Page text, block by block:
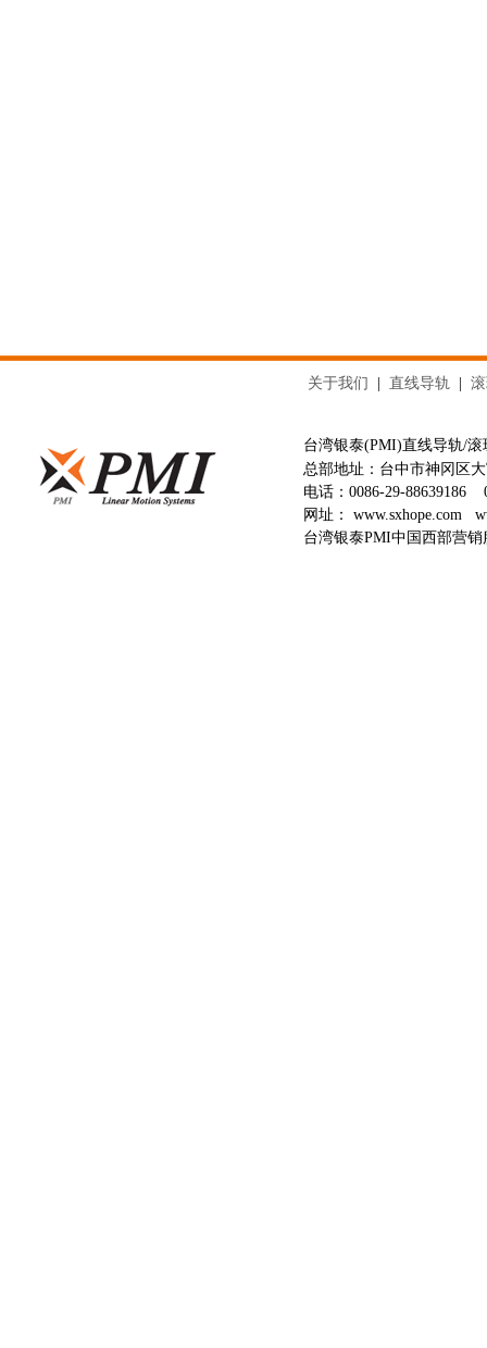
关于我们 直线导轨
台湾银泰(PMI)直线导轨/
总部地址：台中市神冈区
电话： 0086-29-88639186
网址： www.sxhope.com
台湾银泰PMI中国西部营